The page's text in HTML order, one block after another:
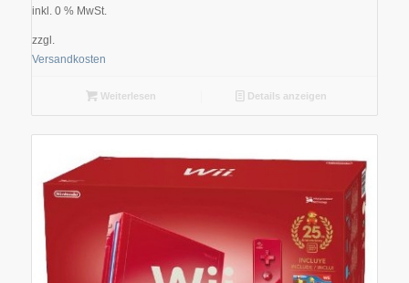
inkl. 0 % MwSt.
zzgl.
Versandkosten
Weiterlesen Details anzeigen